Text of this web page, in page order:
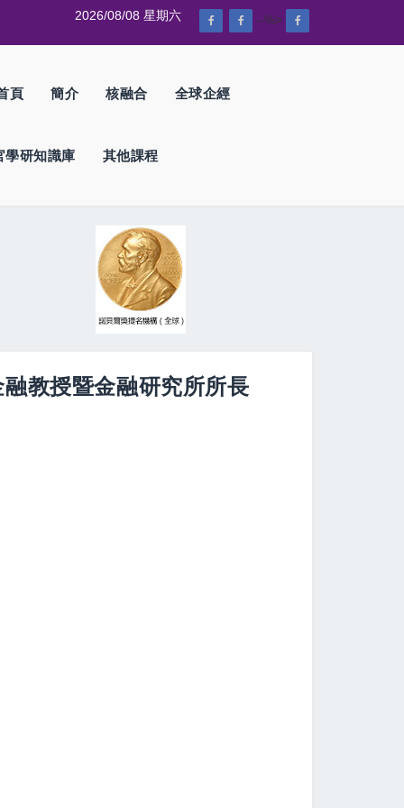
--%>
2026/08/08 星期六
頁 簡介 核融合 全球企經
學研知識庫 其他課程
教授暨金融研究所所長